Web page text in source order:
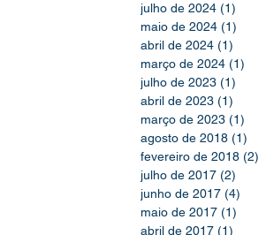
julho de 2024 (1)
maio de 2024 (1)
abril de 2024 (1)
março de 2024 (1)
julho de 2023 (1)
abril de 2023 (1)
março de 2023 (1)
agosto de 2018 (1)
fevereiro de 2018 (2)
julho de 2017 (2)
junho de 2017 (4)
maio de 2017 (1)
abril de 2017 (1)